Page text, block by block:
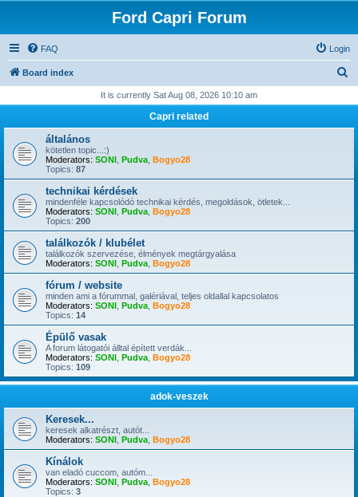
Ford Capri Forum
FAQ Login
Board index
r
It is currently Sat Aug 08, 2026 10:10 am
Capri related
általános
kötetlen topic...:)
Moderators: SONI Pudva Bogyo28
Topics: 87
technikai kérdések
mindenféle kapcsolódó technikai kérdés, megoldások, ötletek...
Moderators: SONI Pudva Bogyo28
Topics: 200
találkozók / klubélet
találkozók szervezése, élmények megtárgyalása
Moderators: SONI Pudva Bogyo28
fórum / website
minden ami a fórummal, galériával, teljes oldallal kapcsolatos
Moderators: SONI Pudva Bogyo28
Topics: 14
Épülő vasak
A forum látogatói álltal épített verdák...
Moderators: SONI Pudva Bogyo28
Topics: 109
adok-veszek
Keresek...
keresek alkatrészt, autót...
Moderators: SONI Pudva Bogyo28
Kínálok
van eladó cuccom, autóm...
Moderators: SONI Pudva Bogyo28
Topics: 3